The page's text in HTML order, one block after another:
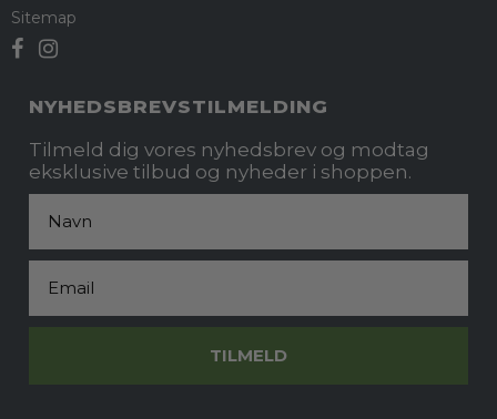
Sitemap
NYHEDSBREVSTILMELDING
Tilmeld dig vores nyhedsbrev og modtag
eksklusive tilbud og nyheder i shoppen.
TILMELD